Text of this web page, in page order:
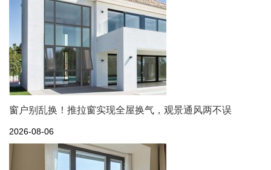
窗户别乱换！推拉窗实现全屋换气，观景通风两不误
2026-08-06